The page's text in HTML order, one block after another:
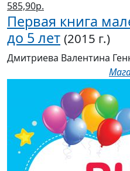
585,90р.
Первая книга
до 5 лет (2015 г.)
Дмитриева Валентина